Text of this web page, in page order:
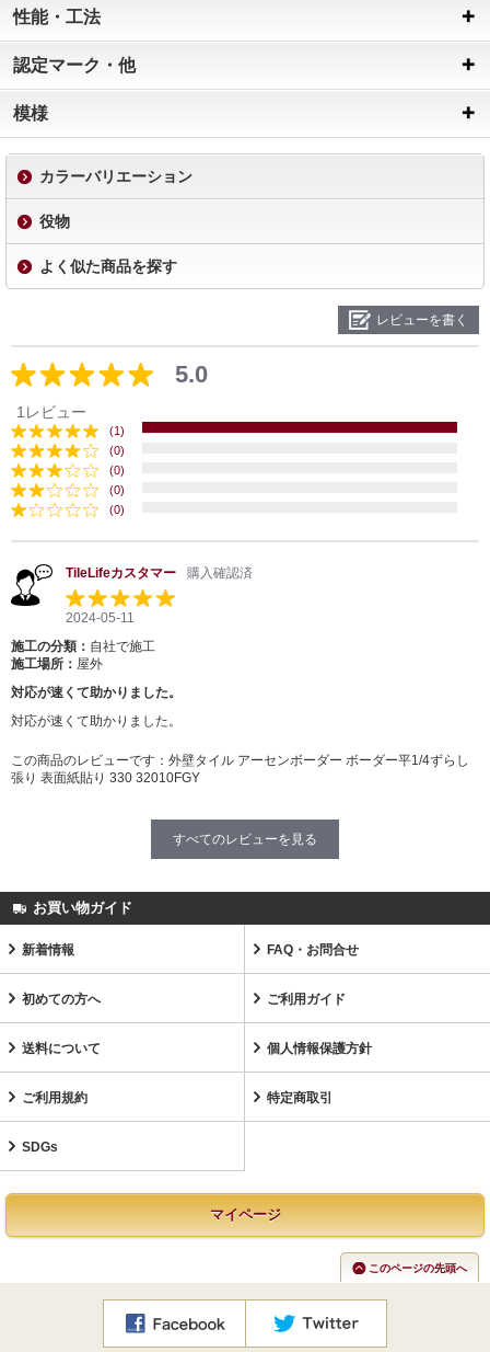
性能・工法
認定マーク・他
模様
カラーバリエーション
役物
よく似た商品を探す
レビューを書く
5.0
1レビュー
(1)
(0)
(0)
(0)
(0)
TileLifeカスタマー 購入確認済
2024-05-11
施工の分類： 自社で施工
施工場所： 屋外
対応が速くて助かりました。
対応が速くて助かりました。
この商品のレビューです： 外壁タイル アーセンボーダー ボーダー平1/4ずらし
張り 表面紙貼り 330 32010FGY
すべてのレビューを見る
お買い物ガイド
新着情報 FAQ・お問合せ
初めての方へ ご利用ガイド
送料について 個人情報保護方針
ご利用規約 特定商取引
SDGs
マイページ
このページの先頭へ